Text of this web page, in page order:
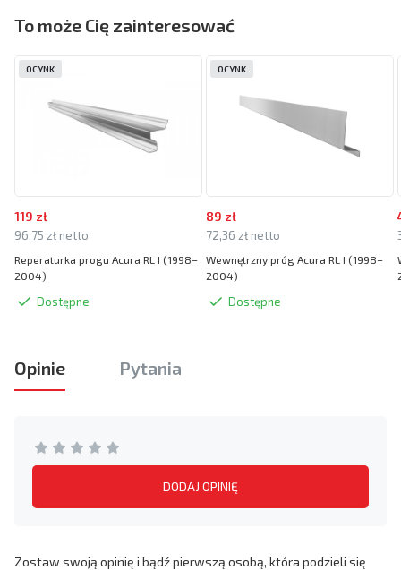
To może Cię zainteresować
119 zł
96,75 zł netto
Reperaturka progu Acura RL I (1998–
2004)
Dostępne
OCYNK
89 zł
72,36 zł netto
Wewnętrzny próg Acura RL I (1998–
2004)
Dostępne
OCYNK
Opinie Pytania
DODAJ OPINIĘ
Zostaw swoją opinię i bądź pierwszą osobą, która podzieli się